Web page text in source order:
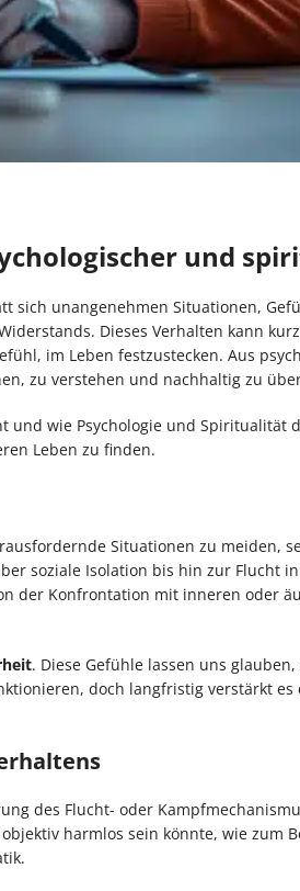
und
sich unangenehmen Situationen,
Dieses Verhalten kann
im Leben festzustecken. Aus
zu verstehen und nachhaltig zu
und wie Psychologie und Spiritualität
Leben zu finden.
Situationen zu meiden,
soziale Isolation bis hin zur Flucht
der Konfrontation mit inneren oder
. Diese Gefühle lassen uns
doch langfristig verstärkt
des Flucht- oder
harmlos sein könnte, wie zum